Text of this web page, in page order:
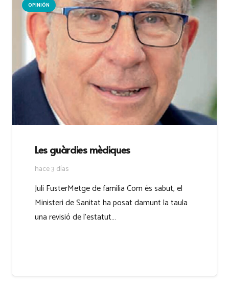
OPINIÓN
Les guàrdies mèdiques
hace 3 días
Juli FusterMetge de família Com és sabut, el
Ministeri de Sanitat ha posat damunt la taula
una revisió de l’estatut…